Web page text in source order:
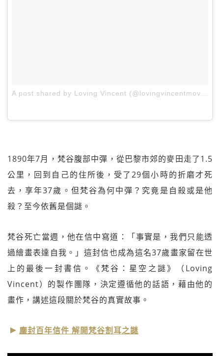
1890年7月，梵谷腹部中彈，從巴黎市郊的麥田走了1.5
公里，回到自己的住所後，受了29個小時的折磨才死
去，享年37歲。但梵谷為何中彈？究竟是自殺或是他
殺？至今依舊是個謎。
梵谷死亡當週，他在信中寫道：「事實是，我們只能透
過繪畫表達自我。」這封信也成為這名37歲畫家留在世
上的最後一封書信。《梵谷：星空之謎》（Loving
Vincent）的製作團隊，決定遵循他的話語，藉由他的
畫作，講述這段關於梵谷的真實故事。
塵封百年信件 解開梵谷割耳之謎